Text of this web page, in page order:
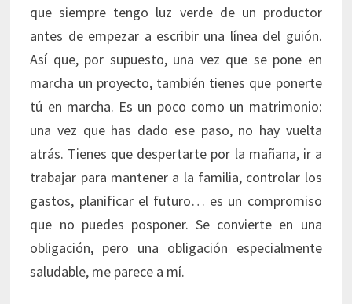
que siempre tengo luz verde de un productor
antes de empezar a escribir una línea del guión.
Así que, por supuesto, una vez que se pone en
marcha un proyecto, también tienes que ponerte
tú en marcha. Es un poco como un matrimonio:
una vez que has dado ese paso, no hay vuelta
atrás. Tienes que despertarte por la mañana, ir a
trabajar para mantener a la familia, controlar los
gastos, planificar el futuro… es un compromiso
que no puedes posponer. Se convierte en una
obligación, pero una obligación especialmente
saludable, me parece a mí.